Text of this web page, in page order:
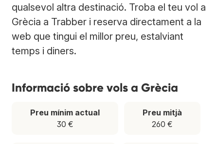
qualsevol altra destinació. Troba el teu vol a
Grècia a Trabber i reserva directament a la
web que tingui el millor preu, estalviant
temps i diners.
Informació sobre vols a Grècia
Preu mínim actual
30 €
Preu mitjà
260 €